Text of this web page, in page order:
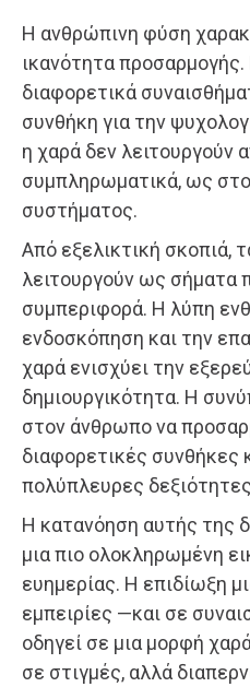
Η ανθρώπινη φύση
ικανότητα
διαφορετικά
συνθήκη για την
η χαρά δεν λειτουργούν
συμπληρωματικά, ως
συστήματος.
Από εξελικτική σκοπιά,
λειτουργούν ως σήματα
συμπεριφορά. Η λύπη
ενδοσκόπηση και την
χαρά ενισχύει την
δημιουργικότητα. Η
στον άνθρωπο να
διαφορετικές συνθήκες
πολύπλευρες
Η κατανόηση αυτής της
μια πιο ολοκληρωμένη
ευημερίας. Η επιδίωξη
εμπειρίες —και σε
οδηγεί σε μια μορφή
σε στιγμές, αλλά